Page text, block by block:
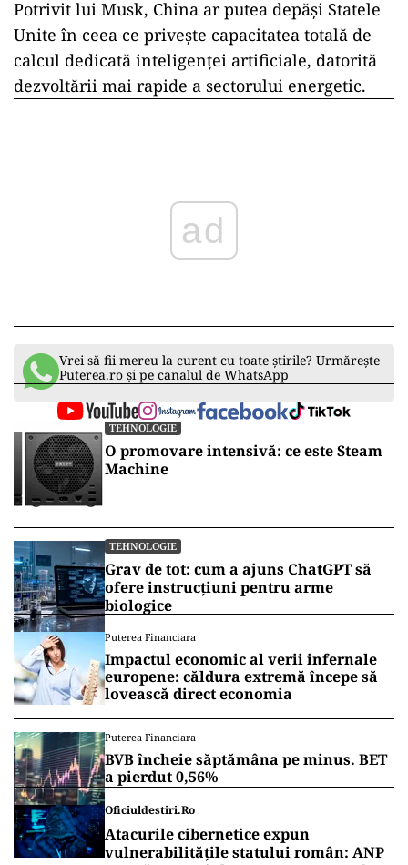
Potrivit lui Musk, China ar putea depăși Statele
Unite în ceea ce privește capacitatea totală de
calcul dedicată inteligenței artificiale, datorită
dezvoltării mai rapide a sectorului energetic.
ad
Vrei să fii mereu la curent cu toate știrile? Urmărește
Puterea.ro și pe canalul de WhatsApp
TEHNOLOGIE
O promovare intensivă: ce este Steam
Machine
TEHNOLOGIE
Grav de tot: cum a ajuns ChatGPT să
ofere instrucțiuni pentru arme
biologice
Puterea Financiara
Impactul economic al verii infernale
europene: căldura extremă începe să
lovească direct economia
Puterea Financiara
BVB încheie săptămâna pe minus. BET
a pierdut 0,56%
Oficiuldestiri.ro
Atacurile cibernetice expun
vulnerabilitățile statului român: ANP